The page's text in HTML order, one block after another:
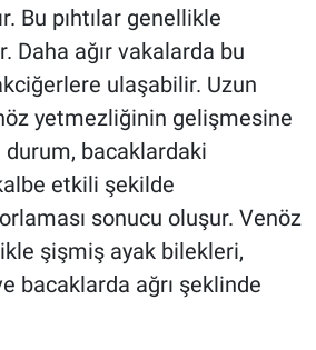
Bu pıhtılar genellikle
Daha ağır vakalarda bu
ulaşabilir. Uzun
yetmezliğinin gelişmesine
bacaklardaki
etkili şekilde
sonucu oluşur. Venöz
şişmiş ayak bilekleri,
bacaklarda ağrı şeklinde